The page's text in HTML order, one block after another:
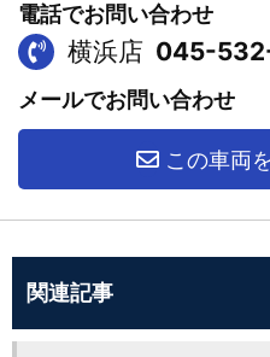
電話でお問い合わせ
横浜店 045-
メールでお問い合わせ
この車両
関連記事